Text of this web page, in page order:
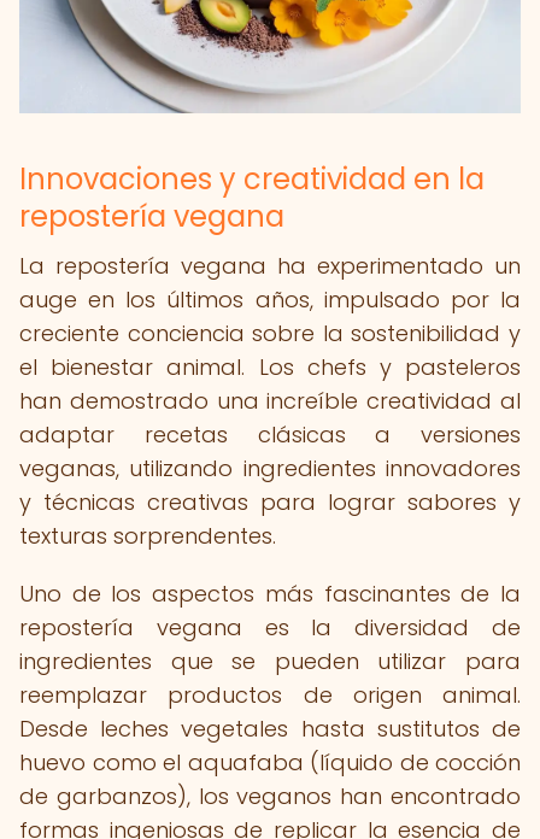
Innovaciones y creatividad en la
repostería vegana
La repostería vegana ha experimentado un
auge en los últimos años, impulsado por la
creciente conciencia sobre la sostenibilidad y
el bienestar animal. Los chefs y pasteleros
han demostrado una increíble creatividad al
adaptar recetas clásicas a versiones
veganas, utilizando ingredientes innovadores
y técnicas creativas para lograr sabores y
texturas sorprendentes.
Uno de los aspectos más fascinantes de la
repostería vegana es la diversidad de
ingredientes que se pueden utilizar para
reemplazar productos de origen animal.
Desde leches vegetales hasta sustitutos de
huevo como el aquafaba (líquido de cocción
de garbanzos), los veganos han encontrado
formas ingeniosas de replicar la esencia de